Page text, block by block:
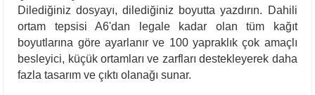
Dilediğiniz dosyayı, dilediğiniz boyutta yazdırın. Dahili
ortam tepsisi A6'dan legale kadar olan tüm kağıt
boyutlarına göre ayarlanır ve 100 yapraklık çok amaçlı
besleyici, küçük ortamları ve zarfları destekleyerek daha
fazla tasarım ve çıktı olanağı sunar.